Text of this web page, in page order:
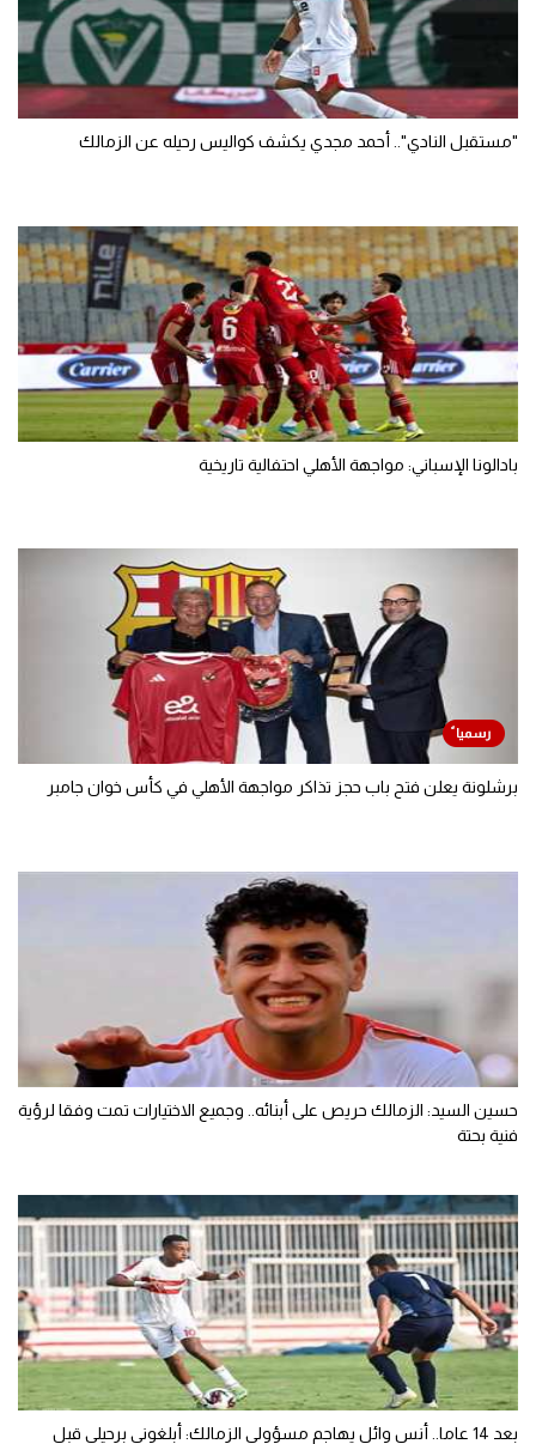
"مستقبل النادي".. أحمد مجدي يكشف كواليس رحيله عن الزمالك
بادالونا الإسباني: مواجهة الأهلي احتفالية تاريخية
برشلونة يعلن فتح باب حجز تذاكر مواجهة الأهلي في كأس خوان جامبر
حسين السيد: الزمالك حريص على أبنائه.. وجميع الاختيارات تمت وفقا لرؤية
فنية بحتة
بعد 14 عاما.. أنس وائل يهاجم مسؤولي الزمالك: أبلغوني برحيلي قبل